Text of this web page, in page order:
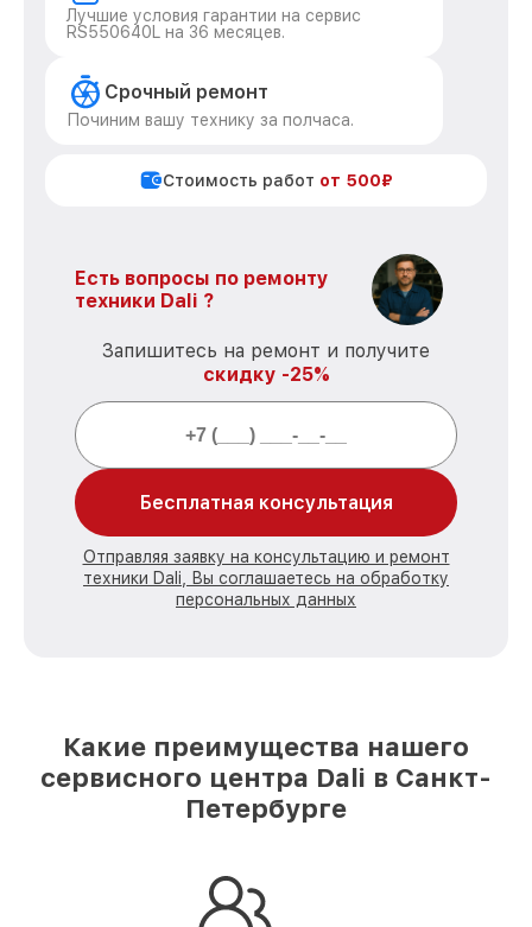
Лучшие условия гарантии на сервис
RS550640L на 36 месяцев.
Срочный ремонт
Починим вашу технику за полчаса.
Стоимость работ от 500₽
Есть вопросы по ремонту
техники Dali ?
Запишитесь на ремонт и получите
скидку -25%
Бесплатная консультация
Отправляя заявку на консультацию и ремонт
техники Dali, Вы соглашаетесь на обработку
персональных данных
Какие преимущества нашего
сервисного центра Dali в Санкт-
Петербурге